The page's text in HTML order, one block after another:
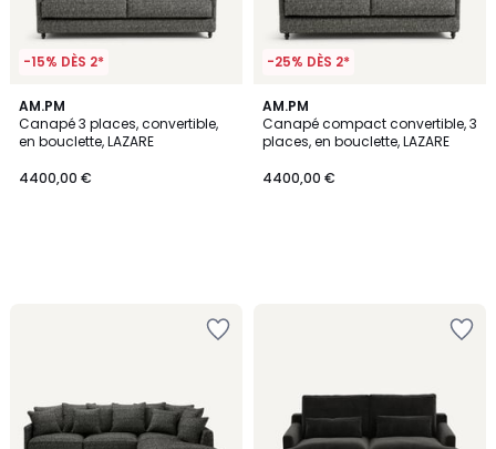
-15% DÈS 2*
AM.PM
Canapé 3 places, convertible,
en bouclette, LAZARE
4400,00 €
-25% DÈS 2*
AM.PM
Canapé compact convertible, 3
places, en bouclette, LAZARE
4400,00 €